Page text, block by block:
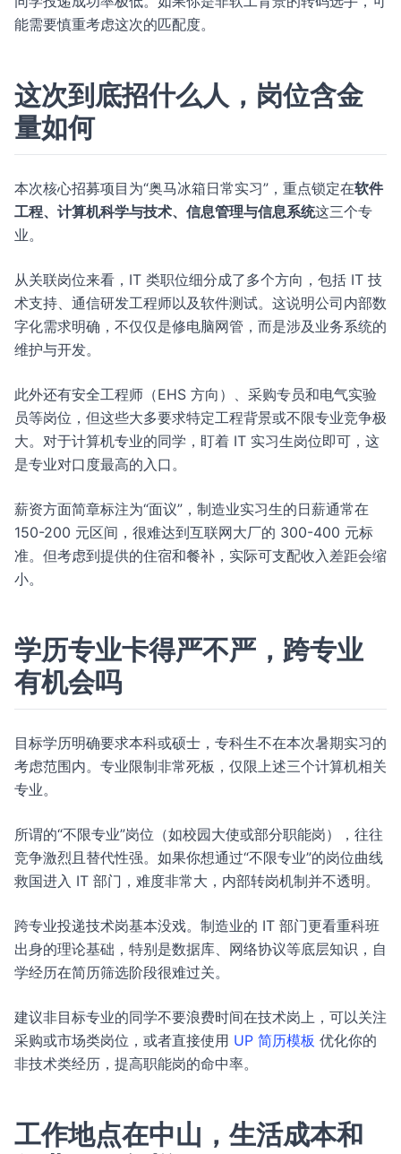
能需要慎重考虑这次的匹配度。
这次到底招什么人，岗位含金
量如何
本次核心招募项目为“奥马冰箱日常实习”，重点锁定在软件
工程、计算机科学与技术、信息管理与信息系统这三个专
业。
从关联岗位来看，IT 类职位细分成了多个方向，包括 IT 技
术支持、通信研发工程师以及软件测试。这说明公司内部数
字化需求明确，不仅仅是修电脑网管，而是涉及业务系统的
维护与开发。
此外还有安全工程师（EHS 方向）、采购专员和电气实验
员等岗位，但这些大多要求特定工程背景或不限专业竞争极
大。对于计算机专业的同学，盯着 IT 实习生岗位即可，这
是专业对口度最高的入口。
薪资方面简章标注为“面议”，制造业实习生的日薪通常在
150-200 元区间，很难达到互联网大厂的 300-400 元标
准。但考虑到提供的住宿和餐补，实际可支配收入差距会缩
小。
学历专业卡得严不严，跨专业
有机会吗
目标学历明确要求本科或硕士，专科生不在本次暑期实习的
考虑范围内。专业限制非常死板，仅限上述三个计算机相关
专业。
所谓的“不限专业”岗位（如校园大使或部分职能岗），往往
竞争激烈且替代性强。如果你想通过“不限专业”的岗位曲线
救国进入 IT 部门，难度非常大，内部转岗机制并不透明。
跨专业投递技术岗基本没戏。制造业的 IT 部门更看重科班
出身的理论基础，特别是数据库、网络协议等底层知识，自
学经历在简历筛选阶段很难过关。
建议非目标专业的同学不要浪费时间在技术岗上，可以关注
采购或市场类岗位，或者直接使用 UP 简历模板 优化你的
非技术类经历，提高职能岗的命中率。
工作地点在中山，生活成本和